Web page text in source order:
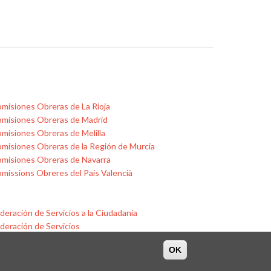
Obreras de La Rioja
Obreras de Madrid
Obreras de Melilla
Obreras de la Región de Murcia
Obreras de Navarra
Obreres del País Valencià
de Servicios a la Ciudadanía
de Servicios
OK